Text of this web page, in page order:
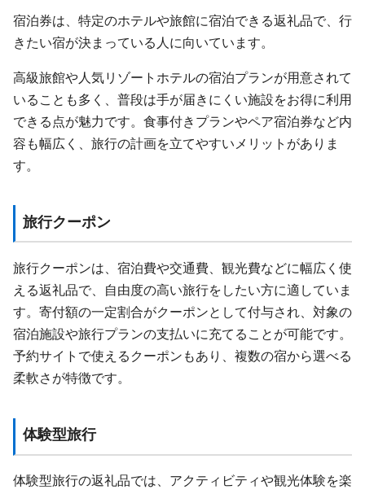
宿泊券は、特定のホテルや旅館に宿泊できる返礼品で、行
きたい宿が決まっている人に向いています。
高級旅館や人気リゾートホテルの宿泊プランが用意されて
いることも多く、普段は手が届きにくい施設をお得に利用
できる点が魅力です。食事付きプランやペア宿泊券など内
容も幅広く、旅行の計画を立てやすいメリットがありま
す。
旅行クーポン
旅行クーポンは、宿泊費や交通費、観光費などに幅広く使
える返礼品で、自由度の高い旅行をしたい方に適していま
す。寄付額の一定割合がクーポンとして付与され、対象の
宿泊施設や旅行プランの支払いに充てることが可能です。
予約サイトで使えるクーポンもあり、複数の宿から選べる
柔軟さが特徴です。
体験型旅行
体験型旅行の返礼品では、アクティビティや観光体験を楽